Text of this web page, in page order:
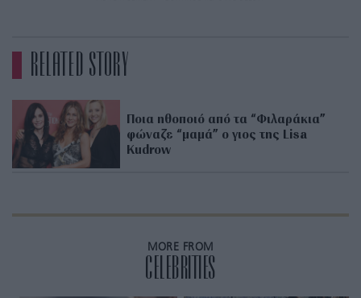
RELATED STORY
Ποια ηθοποιό από τα “Φιλαράκια”
φώναζε “μαμά” ο γιος της Lisa
Kudrow
MORE FROM
CELEBRITIES